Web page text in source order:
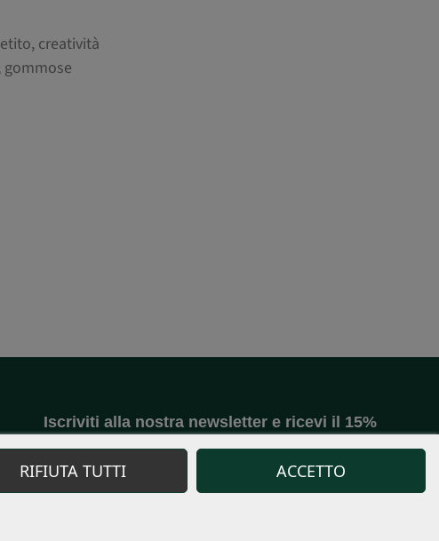
creatività
RIFIUTA TUTTI ACCETTO
Iscriviti alla nostra newsletter e ricevi il 15%
di SCONTO sul tuo primo ordine